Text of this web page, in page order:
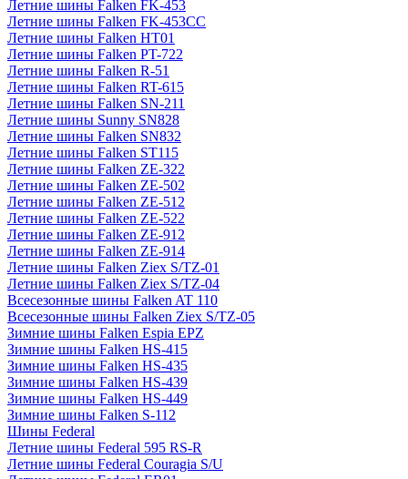
Летние шины Falken FK-453
Летние шины Falken FK-453CC
Летние шины Falken HT01
Летние шины Falken PT-722
Летние шины Falken R-51
Летние шины Falken RT-615
Летние шины Falken SN-211
Летние шины Sunny SN828
Летние шины Falken SN832
Летние шины Falken ST115
Летние шины Falken ZE-322
Летние шины Falken ZE-502
Летние шины Falken ZE-512
Летние шины Falken ZE-522
Летние шины Falken ZE-912
Летние шины Falken ZE-914
Летние шины Falken Ziex S/TZ-01
Летние шины Falken Ziex S/TZ-04
Всесезонные шины Falken AT 110
Всесезонные шины Falken Ziex S/TZ-05
Зимние шины Falken Espia EPZ
Зимние шины Falken HS-415
Зимние шины Falken HS-435
Зимние шины Falken HS-439
Зимние шины Falken HS-449
Зимние шины Falken S-112
Шины Federal
Летние шины Federal 595 RS-R
Летние шины Federal Couragia S/U